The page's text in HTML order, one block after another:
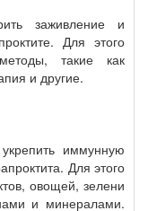
заживление и
Для этого
такие как
и другие.
иммунную
Для этого
овощей, зелени
и минералами.